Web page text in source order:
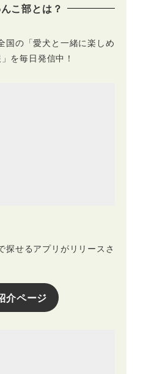
こ部とは？
国の「愛犬と一緒に楽しめ
を毎日発信中！
探せるアプリがリリースさ
介ページ